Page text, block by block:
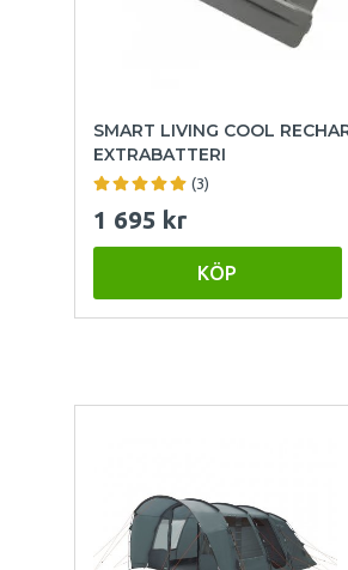
SMART LIVING COOL
EXTRABATTERI
(3)
1 695 kr
KÖP